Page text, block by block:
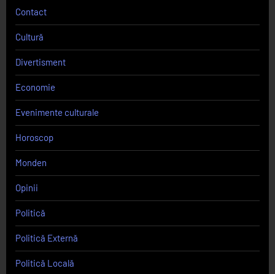
Contact
Cultură
Divertisment
Economie
Evenimente culturale
Horoscop
Monden
Opinii
Politică
Politică Externă
Politică Locală